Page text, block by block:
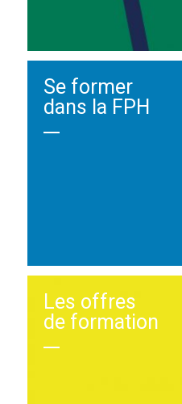
Se former
dans la FPH
Les offres
de formation